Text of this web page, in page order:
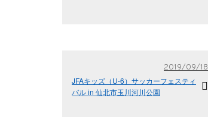
2019/09/18
JFAキッズ（U-6）サッカーフェスティ
バル in 仙北市玉川河川公園